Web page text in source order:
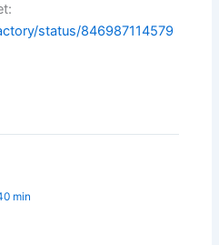
status/846987114579
min